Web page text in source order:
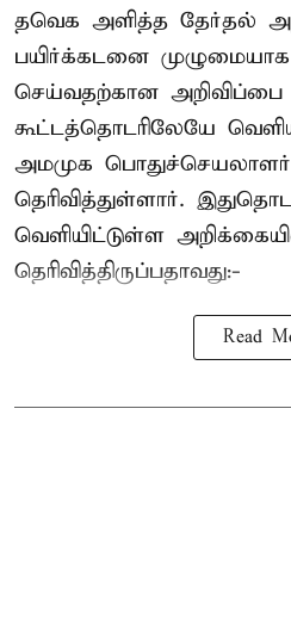
தவெக அளித்த தேர்தல்
பயிர்க்கடனை
செய்வதற்கான அறிவிப்பை
கூட்டத்தொடரிலேயே
அமமுக பொதுச்செயலாளர்
தெரிவித்துள்ளார்.
வெளியிட்டுள்ள
தெரிவித்திருப்பதாவது:-
Read